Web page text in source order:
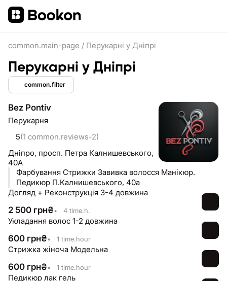
common.main-page / Перукарні у Дніпрі
Перукарні у Дніпрі
common.filter
Bez Pontiv
Перукарня
5(1 common.reviews-2)
Дніпро, просп. Петра Калнишевського,
40А
Фарбування Стрижки Завивка волосся Манікюр.
Педикюр П.Калнишевського, 40а
Догляд + Реконструкція 3-4 довжина
2 500 грн₴• 4 time.h.
Укладання волос 1-2 довжина
600 грн₴• 1 time.hour
Стрижка жіноча Модельна
600 грн₴• 1 time.hour
Педикюр лак гель